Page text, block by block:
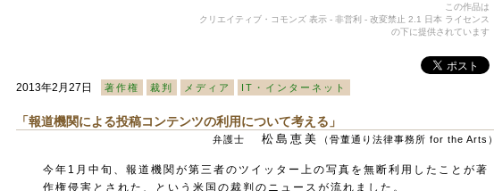
この作品は
クリエイティブ・コモンズ 表示 - 非営利 - 改変禁止 2.1 日本 ライセンス
の下に提供されています
2013年2月27日 著作権 裁判 メディア IT・インターネット
「報道機関による投稿コンテンツの利用について考える」
弁護士 松島恵美 （骨董通り法律事務所 for the Arts）
今年1月中旬、報道機関が第三者のツイッター上の写真を無断利用したことが著
作権侵害とされた、という米国の裁判のニュースが流れました。